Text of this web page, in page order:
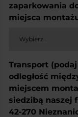
zaparkowania
miejsca
Transport
odległość
miejscem
siedzibą naszej
42-270